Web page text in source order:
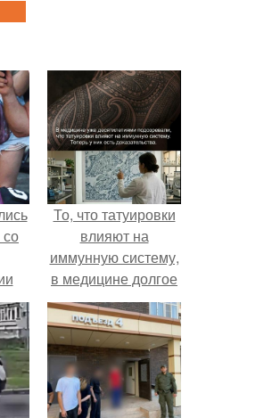
То, что татуировки
влияют на
иммунную систему,
в медицине долгое
время
рассматривалось
лишь как гипотеза.